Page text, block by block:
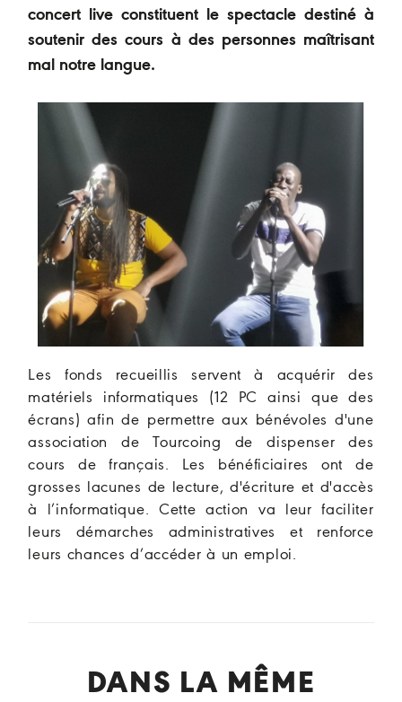
concert live constituent le spectacle destiné à
soutenir des cours à des personnes maîtrisant
mal notre langue.
Les fonds recueillis servent à acquérir des
matériels informatiques (12 PC ainsi que des
écrans) afin de permettre aux bénévoles d'une
association de Tourcoing de dispenser des
cours de français. Les bénéficiaires ont de
grosses lacunes de lecture, d'écriture et d'accès
à l’informatique. Cette action va leur faciliter
leurs démarches administratives et renforce
leurs chances d’accéder à un emploi.
DANS LA MÊME